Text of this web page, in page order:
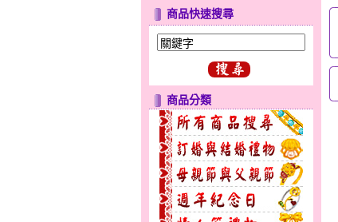
商品快速搜尋
商品分類